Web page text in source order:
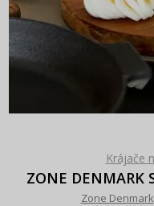
Krájače
ZONE
Zone Denmark